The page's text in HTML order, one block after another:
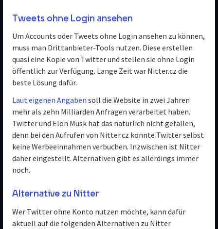
Tweets ohne Login ansehen
Um Accounts oder Tweets ohne Login ansehen zu können,
muss man Drittanbieter-Tools nutzen. Diese erstellen
quasi eine Kopie von Twitter und stellen sie ohne Login
öffentlich zur Verfügung. Lange Zeit war Nitter.cz die
beste Lösung dafür.
Laut eigenen Angaben soll die Website in zwei Jahren
mehr als zehn Milliarden Anfragen verarbeitet haben.
Twitter und Elon Musk hat das natürlich nicht gefallen,
denn bei den Aufrufen von Nitter.cz konnte Twitter selbst
keine Werbeeinnahmen verbuchen. Inzwischen ist Nitter
daher eingestellt. Alternativen gibt es allerdings immer
noch.
Alternative zu Nitter
Wer Twitter ohne Konto nutzen möchte, kann dafür
aktuell auf die folgenden Alternativen zu Nitter